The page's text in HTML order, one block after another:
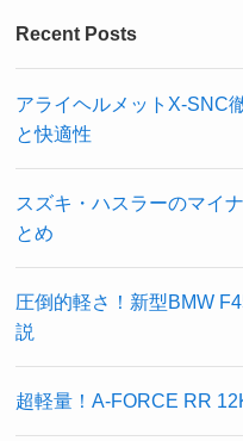
Recent Posts
アライヘルメットX-SNC
と快適性
スズキ・ハスラーのマイ
とめ
圧倒的軽さ！新型BMW
説
超軽量！A-FORCE RR